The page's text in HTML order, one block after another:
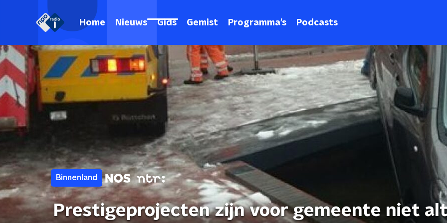
Home Nieuws Gids Gemist Programma's Podcasts
Binnenland
Prestigeprojecten zijn voor gemeente niet